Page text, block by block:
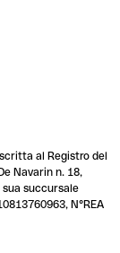
al Registro del
Navarin n. 18,
succursale
N°REA